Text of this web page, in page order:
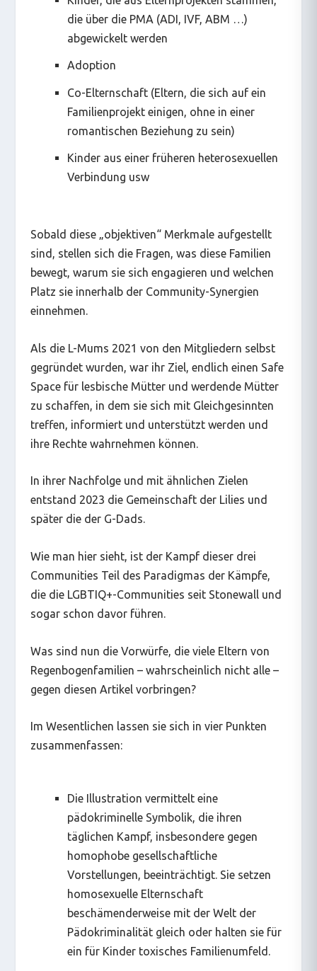
die über die PMA (ADI, IVF, ABM …)
abgewickelt werden
Adoption
Co-Elternschaft (Eltern, die sich auf ein
Familienprojekt einigen, ohne in einer
romantischen Beziehung zu sein)
Kinder aus einer früheren heterosexuellen
Verbindung usw
Sobald diese „objektiven“ Merkmale aufgestellt
sind, stellen sich die Fragen, was diese Familien
bewegt, warum sie sich engagieren und welchen
Platz sie innerhalb der Community-Synergien
einnehmen.
Als die L-Mums 2021 von den Mitgliedern selbst
gegründet wurden, war ihr Ziel, endlich einen Safe
Space für lesbische Mütter und werdende Mütter
zu schaffen, in dem sie sich mit Gleichgesinnten
treffen, informiert und unterstützt werden und
ihre Rechte wahrnehmen können.
In ihrer Nachfolge und mit ähnlichen Zielen
entstand 2023 die Gemeinschaft der Lilies und
später die der G-Dads.
Wie man hier sieht, ist der Kampf dieser drei
Communities Teil des Paradigmas der Kämpfe,
die die LGBTIQ+-Communities seit Stonewall und
sogar schon davor führen.
Was sind nun die Vorwürfe, die viele Eltern von
Regenbogenfamilien – wahrscheinlich nicht alle –
gegen diesen Artikel vorbringen?
Im Wesentlichen lassen sie sich in vier Punkten
zusammenfassen:
Die Illustration vermittelt eine
pädokriminelle Symbolik, die ihren
täglichen Kampf, insbesondere gegen
homophobe gesellschaftliche
Vorstellungen, beeinträchtigt. Sie setzen
homosexuelle Elternschaft
beschämenderweise mit der Welt der
Pädokriminalität gleich oder halten sie für
ein für Kinder toxisches Familienumfeld.